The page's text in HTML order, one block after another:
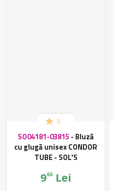
0
SO04181-03815 - Bluză
cu glugă unisex CONDOR
TUBE - SOL'S
966 Lei